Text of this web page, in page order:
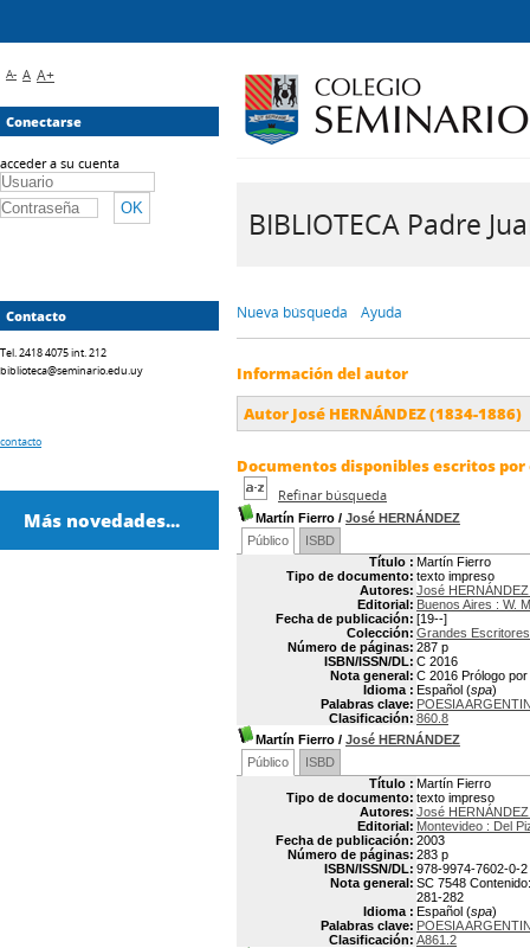
BIBLIOTECA Padre
Nueva búsqueda Ayuda
Información del autor
Autor José HERNÁNDEZ (1834-1886)
Documentos disponibles escritos
Refinar búsqueda
Martín Fierro / José HERNÁNDEZ
Público
ISBD
Título : Martín Fierro
Tipo de documento: texto impreso
Autores: José
Editorial: Buenos Aires : W.
Fecha de publicación: [19--]
Colección: Grandes
Número de páginas: 287 p
ISBN/ISSN/DL: C 2016
Nota general: C 2016 Prólogo
Idioma : Español (spa)
Palabras clave: POESIA
Clasificación: 860.8
Martín Fierro / José HERNÁNDEZ
Público
ISBD
Título : Martín Fierro
Tipo de documento: texto impreso
Autores: José
Editorial: Montevideo : Del
Fecha de publicación: 2003
Número de páginas: 283 p
ISBN/ISSN/DL: 978-9974-7602-0-2
Nota general: SC 7548
281-282
Idioma : Español (spa)
Palabras clave: POESIA
Clasificación: A861.2
A- A A+
Conectarse
acceder a su cuenta
Contacto
Tel. 2418 4075 int. 212
biblioteca@seminario.edu.uy
contacto
Más novedades...